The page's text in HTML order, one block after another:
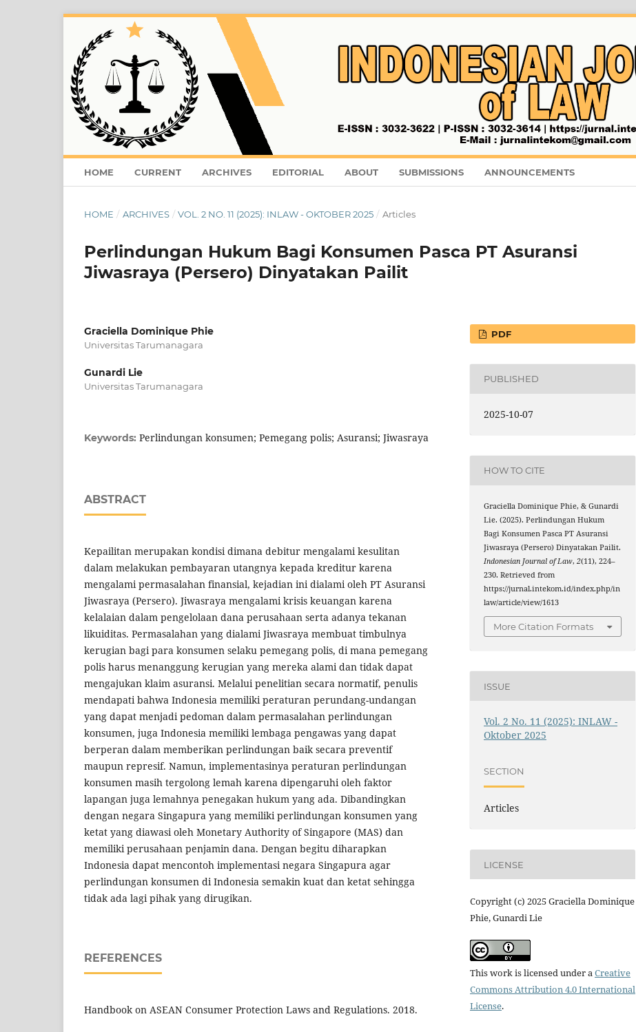
HOME CURRENT ARCHIVES EDITORIAL ABOUT SUBMISSIONS ANNOUNCEMENTS
HOME / ARCHIVES / VOL. 2 NO. 11 (2025): INLAW - OKTOBER 2025 / Articles
Perlindungan Hukum Bagi Konsumen Pasca PT Asuransi
Jiwasraya (Persero) Dinyatakan Pailit
Graciella Dominique Phie
Universitas Tarumanagara
Gunardi Lie
Universitas Tarumanagara
Keywords: Perlindungan konsumen; Pemegang polis; Asuransi; Jiwasraya
ABSTRACT
Kepailitan merupakan kondisi dimana debitur mengalami kesulitan
dalam melakukan pembayaran utangnya kepada kreditur karena
mengalami permasalahan finansial, kejadian ini dialami oleh PT Asuransi
Jiwasraya (Persero). Jiwasraya mengalami krisis keuangan karena
kelalaian dalam pengelolaan dana perusahaan serta adanya tekanan
likuiditas. Permasalahan yang dialami Jiwasraya membuat timbulnya
kerugian bagi para konsumen selaku pemegang polis, di mana pemegang
polis harus menanggung kerugian yang mereka alami dan tidak dapat
mengajukan klaim asuransi. Melalui penelitian secara normatif, penulis
mendapati bahwa Indonesia memiliki peraturan perundang-undangan
yang dapat menjadi pedoman dalam permasalahan perlindungan
konsumen, juga Indonesia memiliki lembaga pengawas yang dapat
berperan dalam memberikan perlindungan baik secara preventif
maupun represif. Namun, implementasinya peraturan perlindungan
konsumen masih tergolong lemah karena dipengaruhi oleh faktor
lapangan juga lemahnya penegakan hukum yang ada. Dibandingkan
dengan negara Singapura yang memiliki perlindungan konsumen yang
ketat yang diawasi oleh Monetary Authority of Singapore (MAS) dan
memiliki perusahaan penjamin dana. Dengan begitu diharapkan
Indonesia dapat mencontoh implementasi negara Singapura agar
perlindungan konsumen di Indonesia semakin kuat dan ketat sehingga
tidak ada lagi pihak yang dirugikan.
REFERENCES
Handbook on ASEAN Consumer Protection Laws and Regulations. 2018.
PDF
PUBLISHED
2025-10-07
HOW TO CITE
Graciella Dominique Phie, & Gunardi
Lie. (2025). Perlindungan Hukum
Bagi Konsumen Pasca PT Asuransi
Jiwasraya (Persero) Dinyatakan Pailit.
Indonesian Journal of Law,2(11), 224–
230. Retrieved from
https://jurnal.intekom.id/index.php/in
law/article/view/1613
More Citation Formats
ISSUE
Vol. 2 No. 11 (2025): INLAW -
Oktober 2025
SECTION
Articles
LICENSE
Copyright (c) 2025 Graciella Dominique
Phie, Gunardi Lie
This work is licensed under aCreative
Commons Attribution 4.0 International
License.